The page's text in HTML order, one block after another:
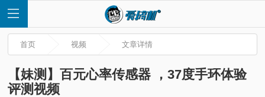
首页 视频 文章详情
【妹测】百元心率传感器 ，37度手环体验
评测视频